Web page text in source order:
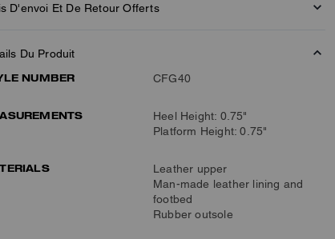
D'envoi Et De Retour Offerts
Du Produit
NUMBER
CFG40
Heel Height: 0.75"
Platform Height: 0.75"
Leather upper
Man-made leather lining and
footbed
Rubber outsole